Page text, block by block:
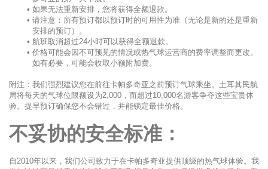
如果无法重新安排，您将获得全额退款。
请注意：所有预订都以预订时的可用性为准（无论是新的还是重新
安排的预订）。
航班取消超过24小时可以获得全额退款。
价格可能会因不可预见的情况或热气球运营商的费率调整而更改。
如有必要，可能会收取小额附加费。
附注：我们强烈建议您在前往卡帕多奇亚之前预订气球乘坐。土耳其民航
局将每天的气球位限额设为2,000，而超过10,000名游客争夺这些宝贵体
验。提早预订确保您不会错过，并能锁定最佳价格。
不妥协的安全标准：
自2010年以来，我们公司致力于在卡帕多奇亚提供顶级的热气球体验。我